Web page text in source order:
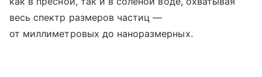
весь спектр размеров частиц —
от миллиметровых до наноразмерных.